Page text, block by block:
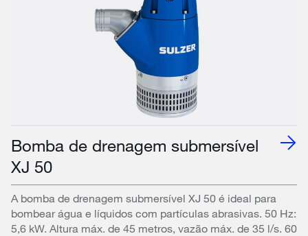
Bomba de drenagem submersível
XJ 50
A bomba de drenagem submersível XJ 50 é ideal para
bombear água e líquidos com partículas abrasivas. 50 Hz:
5,6 kW. Altura máx. de 45 metros, vazão máx. de 35 l/s. 60